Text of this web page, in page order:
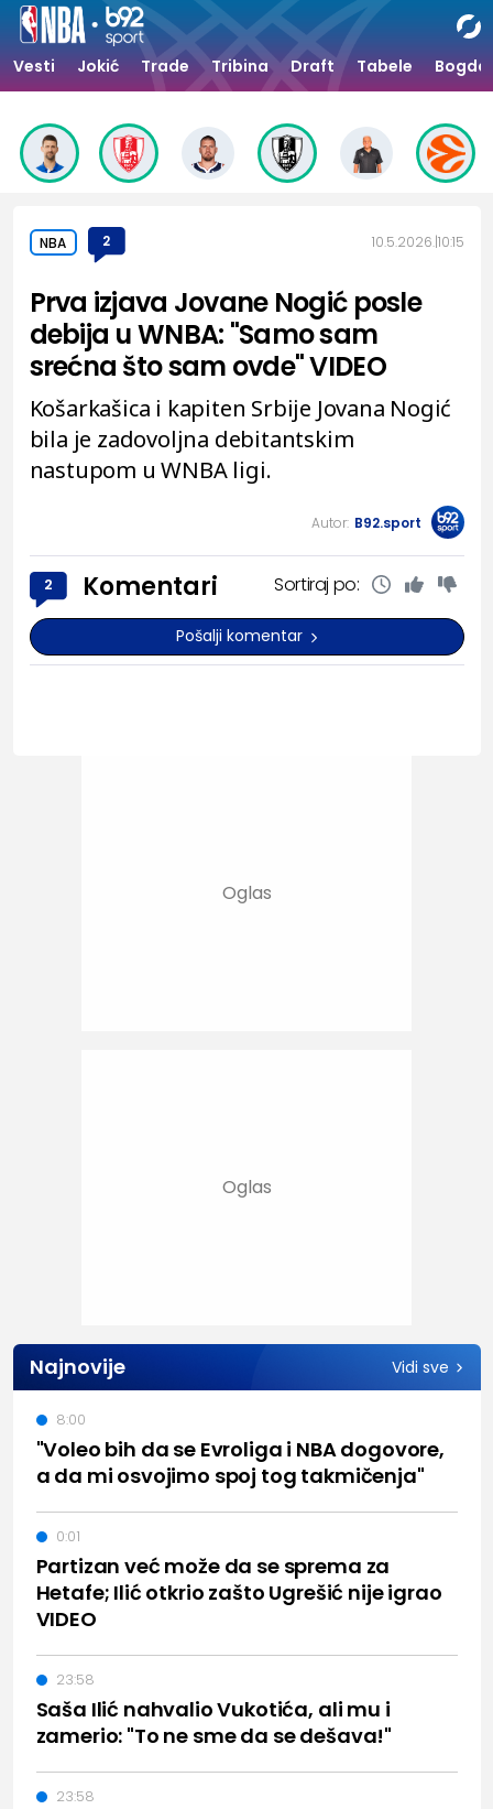
Vesti Jokić Trade Tribina Draft Tabele
NBA 2 10.5.2026. 10:15
Prva izjava Jovane Nogić posle
debija u WNBA: "Samo sam
srećna što sam ovde" VIDEO
Košarkašica i kapiten Srbije Jovana Nogić
bila je zadovoljna debitantskim
nastupom u WNBA ligi.
Autor: B92.sport
2 Komentari Sortiraj po:
Pošalji komentar
Najnovije Vidi sve
"Voleo bih da se Evroliga i NBA dogovore,
a da mi osvojimo spoj tog takmičenja"
8:00
Partizan već može da se sprema za
Hetafe; Ilić otkrio zašto Ugrešić nije igrao
VIDEO
0:01
Saša Ilić nahvalio Vukotića, ali mu i
zamerio: "To ne sme da se dešava!"
23:58
23:58